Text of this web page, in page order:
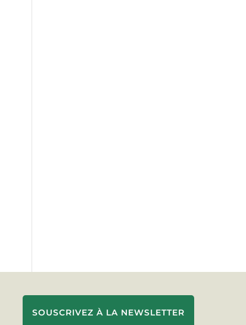
SOUSCRIVEZ À LA NEWSLETTER